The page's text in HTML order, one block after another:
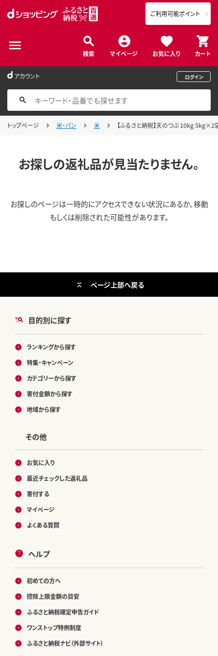
検索 マイページ お気に入り カート
ご利用可能ポイント
アカウント ログイン
トップページ 米・パン 米 【ふるさと納税】天のつぶ 10kg
お探しの返礼品が見当たりません。
お探しのページは一時的にアクセスできない状況にあるか、移動
もしくは削除された可能性があります。
目的別に探す
ランキングから探す
特集・キャンペーン
カテゴリーから探す
寄付金額から探す
地域から探す
その他
お気に入り
最近チェックした返礼品
寄付する
マイページ
よくある質問
ヘルプ
初めての方へ
控除上限金額の目安
ふるさと納税確定申告ガイド
ワンストップ特例制度
ふるさと納税ナビ（外部サイト）
ページ上部へ戻る